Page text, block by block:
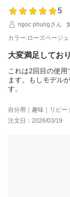
5
ngoc phungさん
カラー:ローズベージュ
大変満足してお
これは2回目の使
ます。もしモデル
す。
自分用｜趣味｜リピー
注文日：2026/03/19